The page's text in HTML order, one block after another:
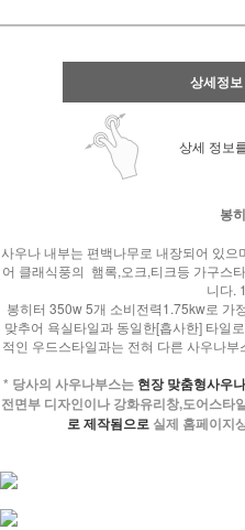
상세정
상세 정보
봉
사우나 내부는 편백나무로 내장되어 있
어 클래식풍의 햄록,오크,티크등 가구스
니다.
봉히터 350w 5개 소비전력1.75kw로 가
맞추어 욕실타일과 동일한[흡사한] 타일
적인 우드스타일과는 전혀 다른 사우나
* 당사의 사우나부스는 현장 맞춤형사우
전면부 디자인이나 강화유리창,도어스타
로 제작됨으로 실제 홈페이지